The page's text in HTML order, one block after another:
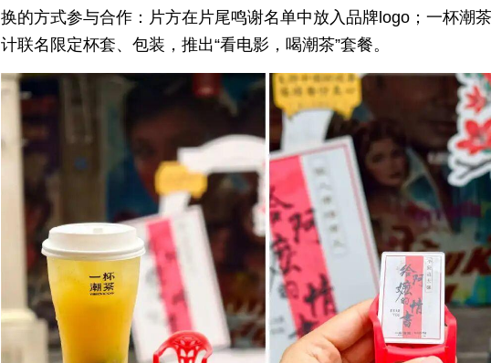
换的方式参与合作：片方在片尾鸣谢名单中放入品牌logo；一杯潮
计联名限定杯套、包装，推出“看电影，喝潮茶”套餐。